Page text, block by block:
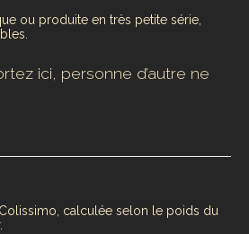
ou produite en très petite série,
ici, personne d’autre ne
calculée selon le poids du